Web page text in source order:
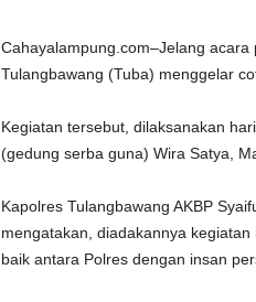
Cahayalampung.com–Jelang
Tulangbawang (Tuba) menggelar
Kegiatan tersebut, dilaksanakan
(gedung serba guna) Wira Satya,
Kapolres Tulangbawang AKBP
mengatakan, diadakannya
baik antara Polres dengan insan